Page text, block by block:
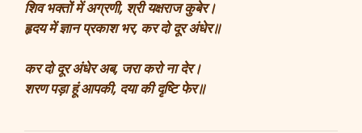
शिव भक्तों में अग्रणी, श्री यक्षराज कुबेर।
हृदय में ज्ञान प्रकाश भर, कर दो दूर अंधेर॥
कर दो दूर अंधेर अब, जरा करो ना देर।
शरण पड़ा हूं आपकी, दया की दृष्टि फेर॥